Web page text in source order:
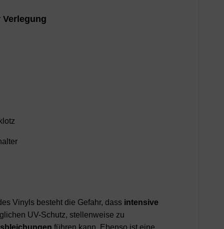
Vinyls besteht die Gefahr, dass intensive
UV-Schutz, stellenweise zu
führen kann. Ebenso ist eine